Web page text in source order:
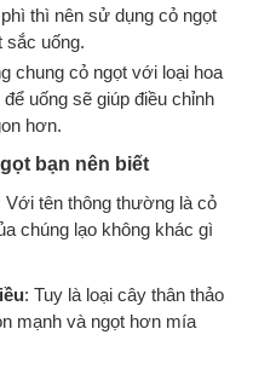
thì nên sử dụng cỏ ngọt
sắc uống.
chung cỏ ngọt với loại hoa
uống sẽ giúp điều chỉnh
hơn.
bạn nên biết
Với tên thông thường là cỏ
chúng lạo không khác gì
: Tuy là loại cây thân thảo
mạnh và ngọt hơn mía